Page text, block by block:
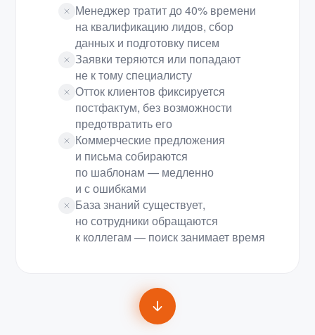
Менеджер тратит до 40% времени
на квалификацию лидов, сбор
данных и подготовку писем
Заявки теряются или попадают
не к тому специалисту
Отток клиентов фиксируется
постфактум, без возможности
предотвратить его
Коммерческие предложения
и письма собираются
по шаблонам — медленно
и с ошибками
База знаний существует,
но сотрудники обращаются
к коллегам — поиск занимает время